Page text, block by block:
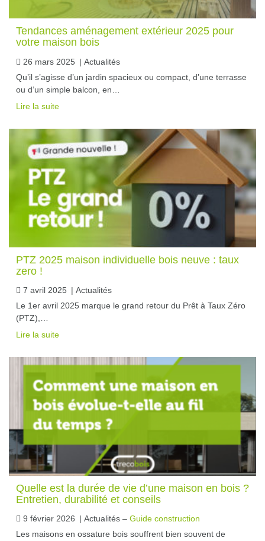
Tendances aménagement extérieur 2025 pour
votre maison bois
26 mars 2025 | Actualités
Qu’il s’agisse d’un jardin spacieux ou compact, d’une terrasse
ou d’un simple balcon, en…
Lire la suite
PTZ 2025 maison individuelle bois neuve : taux
zero !
7 avril 2025 | Actualités
Le 1er avril 2025 marque le grand retour du Prêt à Taux Zéro
(PTZ),…
Lire la suite
Quelle est la durée de vie d’une maison en bois ?
Entretien, durabilité et conseils
9 février 2026 | Actualités – Guide construction
Les maisons en ossature bois souffrent bien souvent de